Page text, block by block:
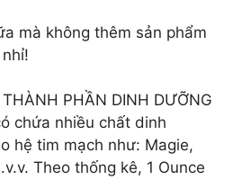
mà không thêm sản phẩm
PHẦN DINH DƯỠNG
chứa nhiều chất dinh
hệ tim mạch như: Magie,
Theo thống kê, 1 Ounce